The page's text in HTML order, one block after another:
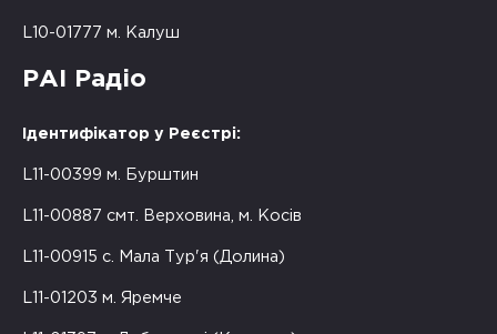
L10-01777 м. Калуш
РАІ Радіо
Ідентифікатор у Реєстрі:
L11-00399 м. Бурштин
L11-00887 смт. Верховина, м. Косів
L11-00915 с. Мала Тур'я (Долина)
L11-01203 м. Яремче